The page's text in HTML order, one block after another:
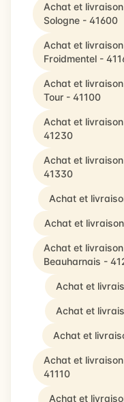
Achat et
Sologne - 41600
Achat et
Froidmentel -
Achat et
Tour - 41100
Achat et
41230
Achat et
41330
Achat et
Achat et
Achat et
Beauharnais -
Achat et
Achat et
Achat et
Achat et
41110
Achat et